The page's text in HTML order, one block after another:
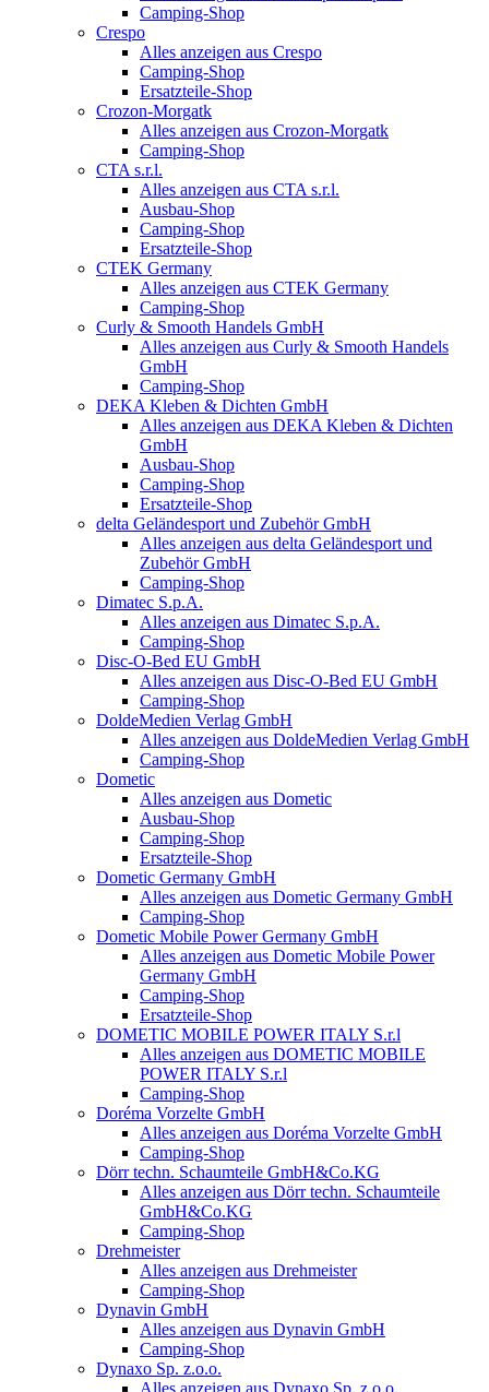
Camping-Shop
Crespo
Alles anzeigen aus Crespo
Camping-Shop
Ersatzteile-Shop
Crozon-Morgatk
Alles anzeigen aus Crozon-Morgatk
Camping-Shop
CTA s.r.l.
Alles anzeigen aus CTA s.r.l.
Ausbau-Shop
Camping-Shop
Ersatzteile-Shop
CTEK Germany
Alles anzeigen aus CTEK Germany
Camping-Shop
Curly & Smooth Handels GmbH
Alles anzeigen aus Curly & Smooth Handels
GmbH
Camping-Shop
DEKA Kleben & Dichten GmbH
Alles anzeigen aus DEKA Kleben & Dichten
GmbH
Ausbau-Shop
Camping-Shop
Ersatzteile-Shop
delta Geländesport und Zubehör GmbH
Alles anzeigen aus delta Geländesport und
Zubehör GmbH
Camping-Shop
Dimatec S.p.A.
Alles anzeigen aus Dimatec S.p.A.
Camping-Shop
Disc-O-Bed EU GmbH
Alles anzeigen aus Disc-O-Bed EU GmbH
Camping-Shop
DoldeMedien Verlag GmbH
Alles anzeigen aus DoldeMedien Verlag GmbH
Camping-Shop
Dometic
Alles anzeigen aus Dometic
Ausbau-Shop
Camping-Shop
Ersatzteile-Shop
Dometic Germany GmbH
Alles anzeigen aus Dometic Germany GmbH
Camping-Shop
Dometic Mobile Power Germany GmbH
Alles anzeigen aus Dometic Mobile Power
Germany GmbH
Camping-Shop
Ersatzteile-Shop
DOMETIC MOBILE POWER ITALY S.r.l
Alles anzeigen aus DOMETIC MOBILE
POWER ITALY S.r.l
Camping-Shop
Doréma Vorzelte GmbH
Alles anzeigen aus Doréma Vorzelte GmbH
Camping-Shop
Dörr techn. Schaumteile GmbH&Co.KG
Alles anzeigen aus Dörr techn. Schaumteile
GmbH&Co.KG
Camping-Shop
Drehmeister
Alles anzeigen aus Drehmeister
Camping-Shop
Dynavin GmbH
Alles anzeigen aus Dynavin GmbH
Camping-Shop
Dynaxo Sp. z.o.o.
Alles anzeigen aus Dynaxo Sp. z.o.o.